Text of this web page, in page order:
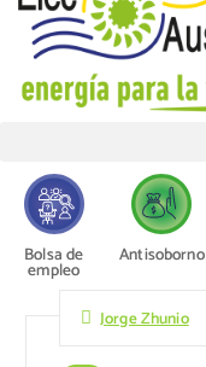
Bolsa de
empleo
Antisoborno
Jorge Zhunio